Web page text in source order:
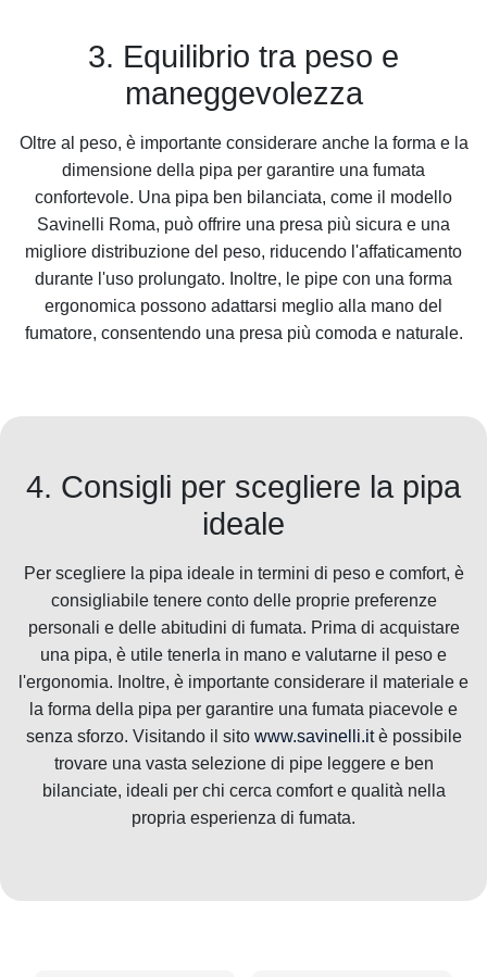
3. Equilibrio tra peso e
maneggevolezza
Oltre al peso, è importante considerare anche la forma e la
dimensione della pipa per garantire una fumata
confortevole. Una pipa ben bilanciata, come il modello
Savinelli Roma, può offrire una presa più sicura e una
migliore distribuzione del peso, riducendo l'affaticamento
durante l'uso prolungato. Inoltre, le pipe con una forma
ergonomica possono adattarsi meglio alla mano del
fumatore, consentendo una presa più comoda e naturale.
4. Consigli per scegliere la pipa
ideale
Per scegliere la pipa ideale in termini di peso e comfort, è
consigliabile tenere conto delle proprie preferenze
personali e delle abitudini di fumata. Prima di acquistare
una pipa, è utile tenerla in mano e valutarne il peso e
l'ergonomia. Inoltre, è importante considerare il materiale e
la forma della pipa per garantire una fumata piacevole e
senza sforzo. Visitando il sito www.savinelli.itè possibile
trovare una vasta selezione di pipe leggere e ben
bilanciate, ideali per chi cerca comfort e qualità nella
propria esperienza di fumata.